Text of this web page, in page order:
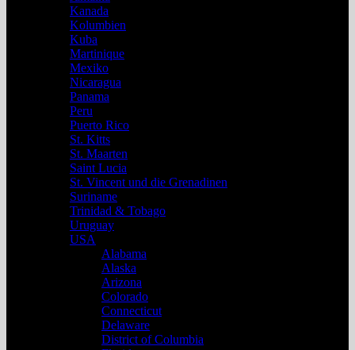
Kanada
Kolumbien
Kuba
Martinique
Mexiko
Nicaragua
Panama
Peru
Puerto Rico
St. Kitts
St. Maarten
Saint Lucia
St. Vincent und die Grenadinen
Suriname
Trinidad & Tobago
Uruguay
USA
Alabama
Alaska
Arizona
Colorado
Connecticut
Delaware
District of Columbia